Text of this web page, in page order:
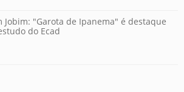
Jobim: "Garota de Ipanema" é destaque
do Ecad